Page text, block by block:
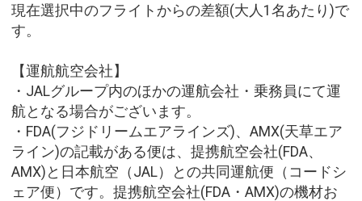
現在選択中のフライトからの差額(大人1名あたり)で
す。
【運航航空会社】
・JALグループ内のほかの運航会社・乗務員にて運
航となる場合がございます。
・FDA(フジドリームエアラインズ)、AMX(天草エア
ライン)の記載がある便は、提携航空会社(FDA、
AMX)と日本航空（JAL）との共同運航便（コードシ
ェア便）です。提携航空会社(FDA・AMX)の機材お